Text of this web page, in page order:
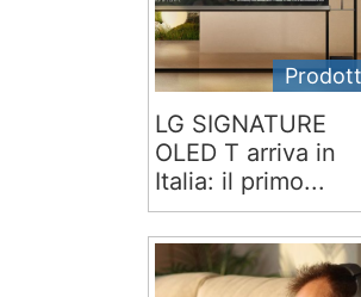
LG SIGNATURE
OLED T arriva in
Italia: il primo...